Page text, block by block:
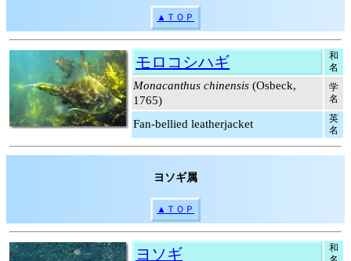
▲ＴＯＰ
モロコシハギ
和
名
Monacanthus chinensis (Osbeck,
1765)
学
名
Fan-bellied leatherjacket
英
名
ヨソギ属
▲ＴＯＰ
ヨソギ
和